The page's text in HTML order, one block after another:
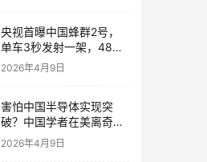
央视首曝中国蜂群2号，
单车3秒发射一架，48架
无人机饱和攻击!
2026年4月9日
害怕中国半导体实现突
破？中国学者在美离奇身
亡，美国必须给出交代
2026年4月9日